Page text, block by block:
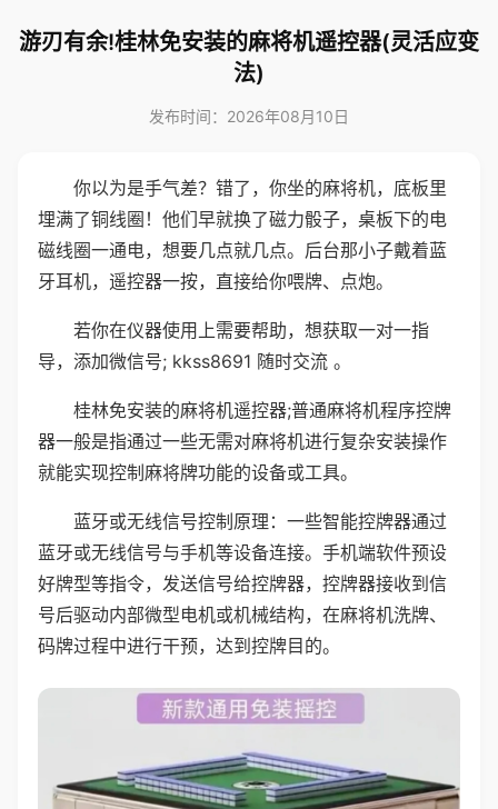
游刃有余!桂林免安装的麻将机遥控器(灵活应变
法)
发布时间：2026年08月10日
你以为是手气差？错了，你坐的麻将机，底板里
埋满了铜线圈！他们早就换了磁力骰子，桌板下的电
磁线圈一通电，想要几点就几点。后台那小子戴着蓝
牙耳机，遥控器一按，直接给你喂牌、点炮。
若你在仪器使用上需要帮助，想获取一对一指
导，添加微信号; kkss8691 随时交流 。
桂林免安装的麻将机遥控器;普通麻将机程序控牌
器一般是指通过一些无需对麻将机进行复杂安装操作
就能实现控制麻将牌功能的设备或工具。
蓝牙或无线信号控制原理：一些智能控牌器通过
蓝牙或无线信号与手机等设备连接。手机端软件预设
好牌型等指令，发送信号给控牌器，控牌器接收到信
号后驱动内部微型电机或机械结构，在麻将机洗牌、
码牌过程中进行干预，达到控牌目的。